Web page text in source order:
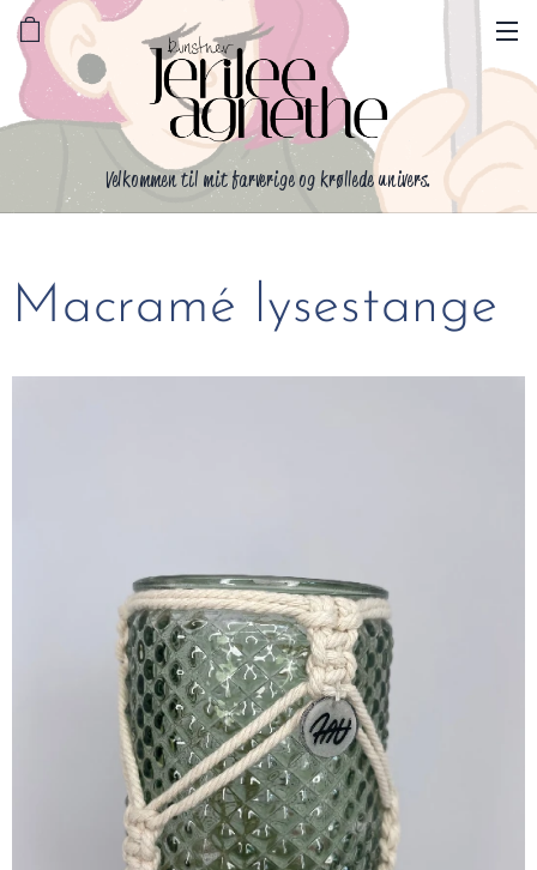
Velkommen til mit farverige og krøllede univers.
Macramé lysestange